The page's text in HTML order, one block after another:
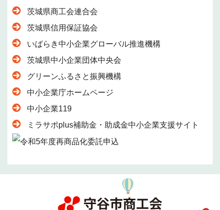
茨城県商工会連合会
茨城県信用保証協会
いばらき中小企業グローバル推進機構
茨城県中小企業団体中央会
グリーンふるさと振興機構
中小企業庁ホームページ
中小企業119
ミラサポplus補助金・助成金中小企業支援サイト